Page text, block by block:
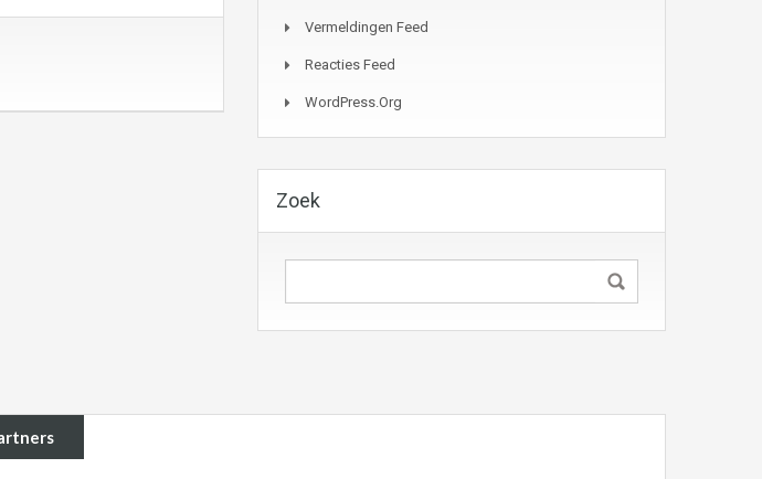
Vermeldingen Feed
Reacties Feed
WordPress.org
Zoek